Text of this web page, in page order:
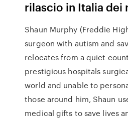
rilascio in Italia dei
Shaun Murphy (Freddie
surgeon with autism and
relocates from a quiet
prestigious hospitals
world and unable to
those around him, Shaun
medical gifts to save lives